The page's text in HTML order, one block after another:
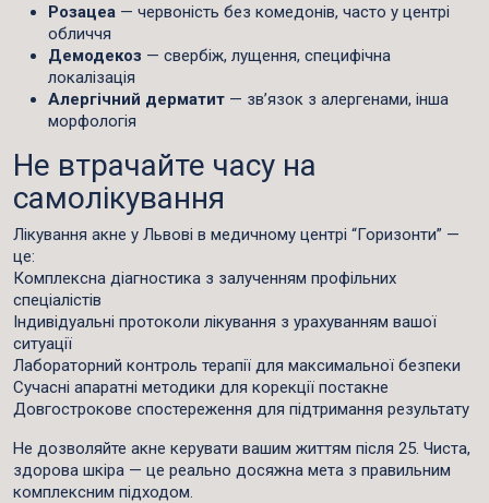
Розацеа — червоність без комедонів, часто у центрі
обличчя
Демодекоз — свербіж, лущення, специфічна
локалізація
Алергічний дерматит — зв’язок з алергенами, інша
морфологія
Не втрачайте часу на
самолікування
Лікування акне у Львові в медичному центрі “Горизонти” —
це:
Комплексна діагностика з залученням профільних
спеціалістів
Індивідуальні протоколи лікування з урахуванням вашої
ситуації
Лабораторний контроль терапії для максимальної безпеки
Сучасні апаратні методики для корекції постакне
Довгострокове спостереження для підтримання результату
Не дозволяйте акне керувати вашим життям після 25. Чиста,
здорова шкіра — це реально досяжна мета з правильним
комплексним підходом.